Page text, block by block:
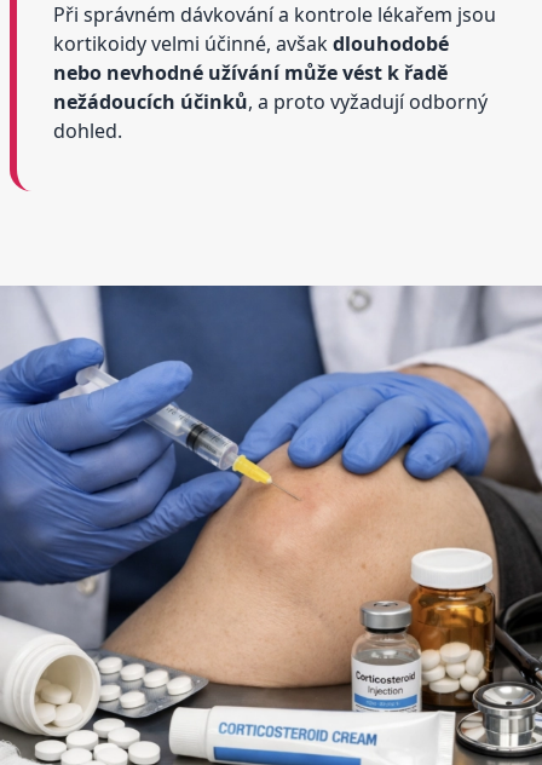
Při správném dávkování a kontrole lékařem jsou
kortikoidy velmi účinné, avšakdlouhodobé
nebo nevhodné užívání může vést k řadě
nežádoucích účinků, a proto vyžadují odborný
dohled.